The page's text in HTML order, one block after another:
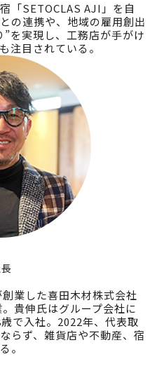
「SETOCLAS AJI」を自
の連携や、地域の雇用創出
を実現し、工務店が手がけ
注目されている。
業した喜田木材株式会社
貴伸氏はグループ会社に
で入社。2022年、代表取
らず、雑貨店や不動産、宿
。